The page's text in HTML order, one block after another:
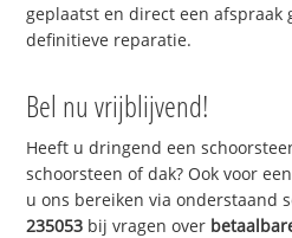
geplaatst en direct een afspraak
definitieve reparatie.
Bel nu vrijblijvend!
Heeft u dringend een
schoorsteen of dak? Ook voor
u ons bereiken via onderstaand
235053 bij vragen over